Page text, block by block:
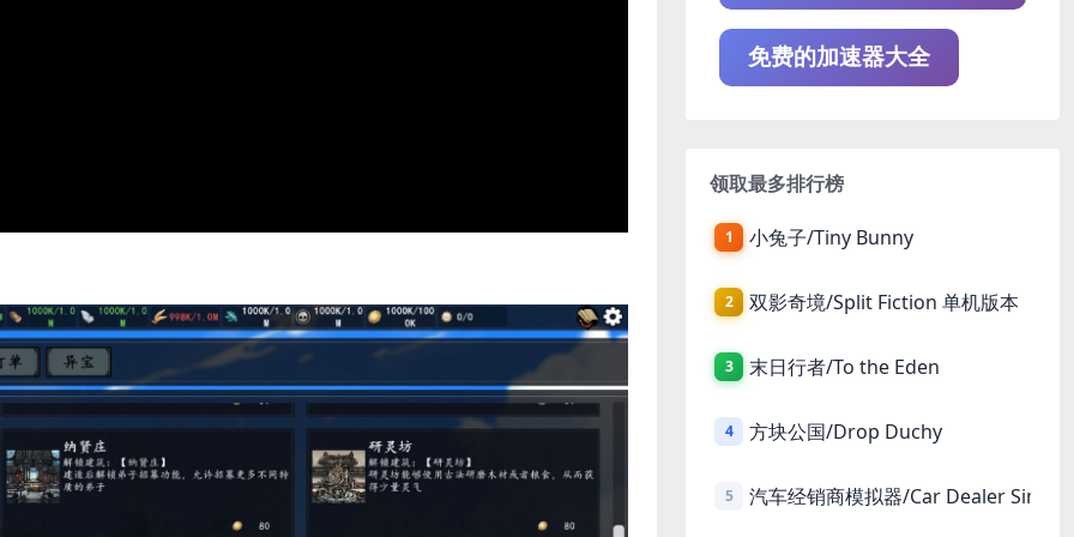
免费的加速器大全
领取最多排行榜
1 小兔子/Tiny Bunny
2 双影奇境/Split Fiction 单机版本
3 末日行者/To the Eden
4 方块公国/Drop Duchy
5 汽车经销商模拟器/Car Dealer